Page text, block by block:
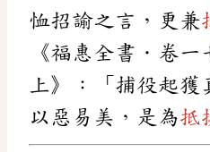
恤招諭之言，更兼
《福惠全書．卷
上》：「捕役起獲
以惡易美，是為抵